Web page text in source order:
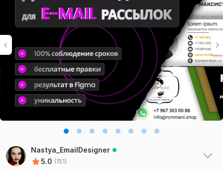
Nastya_EmailDesigner
5.0 (151)